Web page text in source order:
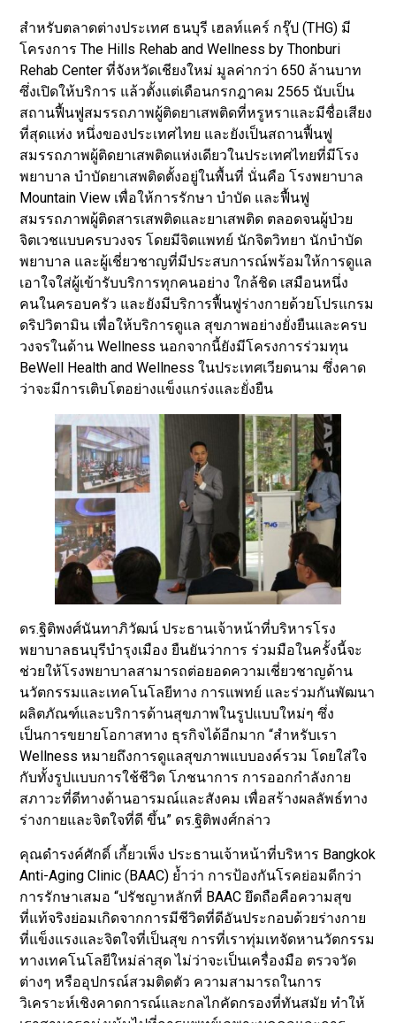
สำหรับตลาดต่างประเทศ ธนบุรี เฮลท์แคร์ กรุ๊ป (THG) มี
โครงการ The Hills Rehab and Wellness by Thonburi
Rehab Center ที่จังหวัดเชียงใหม่ มูลค่ากว่า 650 ล้านบาท
ซึ่งเปิดให้บริการ แล้วตั้งแต่เดือนกรกฎาคม 2565 นับเป็น
สถานฟื้นฟูสมรรถภาพผู้ติดยาเสพติดที่หรูหราและมีชื่อเสียง
ที่สุดแห่ง หนึ่งของประเทศไทย และยังเป็นสถานฟื้นฟู
สมรรถภาพผู้ติดยาเสพติดแห่งเดียวในประเทศไทยที่มีโรง
พยาบาล บำบัดยาเสพติดตั้งอยู่ในพื้นที่ นั่นคือ โรงพยาบาล
Mountain View เพื่อให้การรักษา บำบัด และฟื้นฟู
สมรรถภาพผู้ติดสารเสพติดและยาเสพติด ตลอดจนผู้ป่วย
จิตเวชแบบครบวงจร โดยมีจิตแพทย์ นักจิตวิทยา นักบำบัด
พยาบาล และผู้เชี่ยวชาญที่มีประสบการณ์พร้อมให้การดูแล
เอาใจใส่ผู้เข้ารับบริการทุกคนอย่าง ใกล้ชิด เสมือนหนึ่ง
คนในครอบครัว และยังมีบริการฟื้นฟูร่างกายด้วยโปรแกรม
ดริปวิตามิน เพื่อให้บริการดูแล สุขภาพอย่างยั่งยืนและครบ
วงจรในด้าน Wellness นอกจากนี้ยังมีโครงการร่วมทุน
BeWell Health and Wellness ในประเทศเวียดนาม ซึ่งคาด
ว่าจะมีการเติบโตอย่างแข็งแกร่งและยั่งยืน
ดร.ฐิติพงศ์นันทาภิวัฒน์ ประธานเจ้าหน้าที่บริหารโรง
พยาบาลธนบุรีบำรุงเมือง ยืนยันว่าการ ร่วมมือในครั้งนี้จะ
ช่วยให้โรงพยาบาลสามารถต่อยอดความเชี่ยวชาญด้าน
นวัตกรรมและเทคโนโลยีทาง การแพทย์ และร่วมกันพัฒนา
ผลิตภัณฑ์และบริการด้านสุขภาพในรูปแบบใหม่ๆ ซึ่ง
เป็นการขยายโอกาสทาง ธุรกิจได้อีกมาก “สำหรับเรา
Wellness หมายถึงการดูแลสุขภาพแบบองค์รวม โดยใส่ใจ
กับทั้งรูปแบบการใช้ชีวิต โภชนาการ การออกกำลังกาย
สภาวะที่ดีทางด้านอารมณ์และสังคม เพื่อสร้างผลลัพธ์ทาง
ร่างกายและจิตใจที่ดี ขึ้น” ดร.ฐิติพงศ์กล่าว
คุณดำรงค์ศักดิ์ เกี้ยวเพ็ง ประธานเจ้าหน้าที่บริหาร Bangkok
Anti-Aging Clinic (BAAC) ย้ำว่า การป้องกันโรคย่อมดีกว่า
การรักษาเสมอ “ปรัชญาหลักที่ BAAC ยึดถือคือความสุข
ที่แท้จริงย่อมเกิดจากการมีชีวิตที่ดีอันประกอบด้วยร่างกาย
ที่แข็งแรงและจิตใจที่เป็นสุข การที่เราทุ่มเทจัดหานวัตกรรม
ทางเทคโนโลยีใหม่ล่าสุด ไม่ว่าจะเป็นเครื่องมือ ตรวจวัด
ต่างๆ หรืออุปกรณ์สวมติดตัว ความสามารถในการ
วิเคราะห์เชิงคาดการณ์และกลไกคัดกรองที่ทันสมัย ทำให้